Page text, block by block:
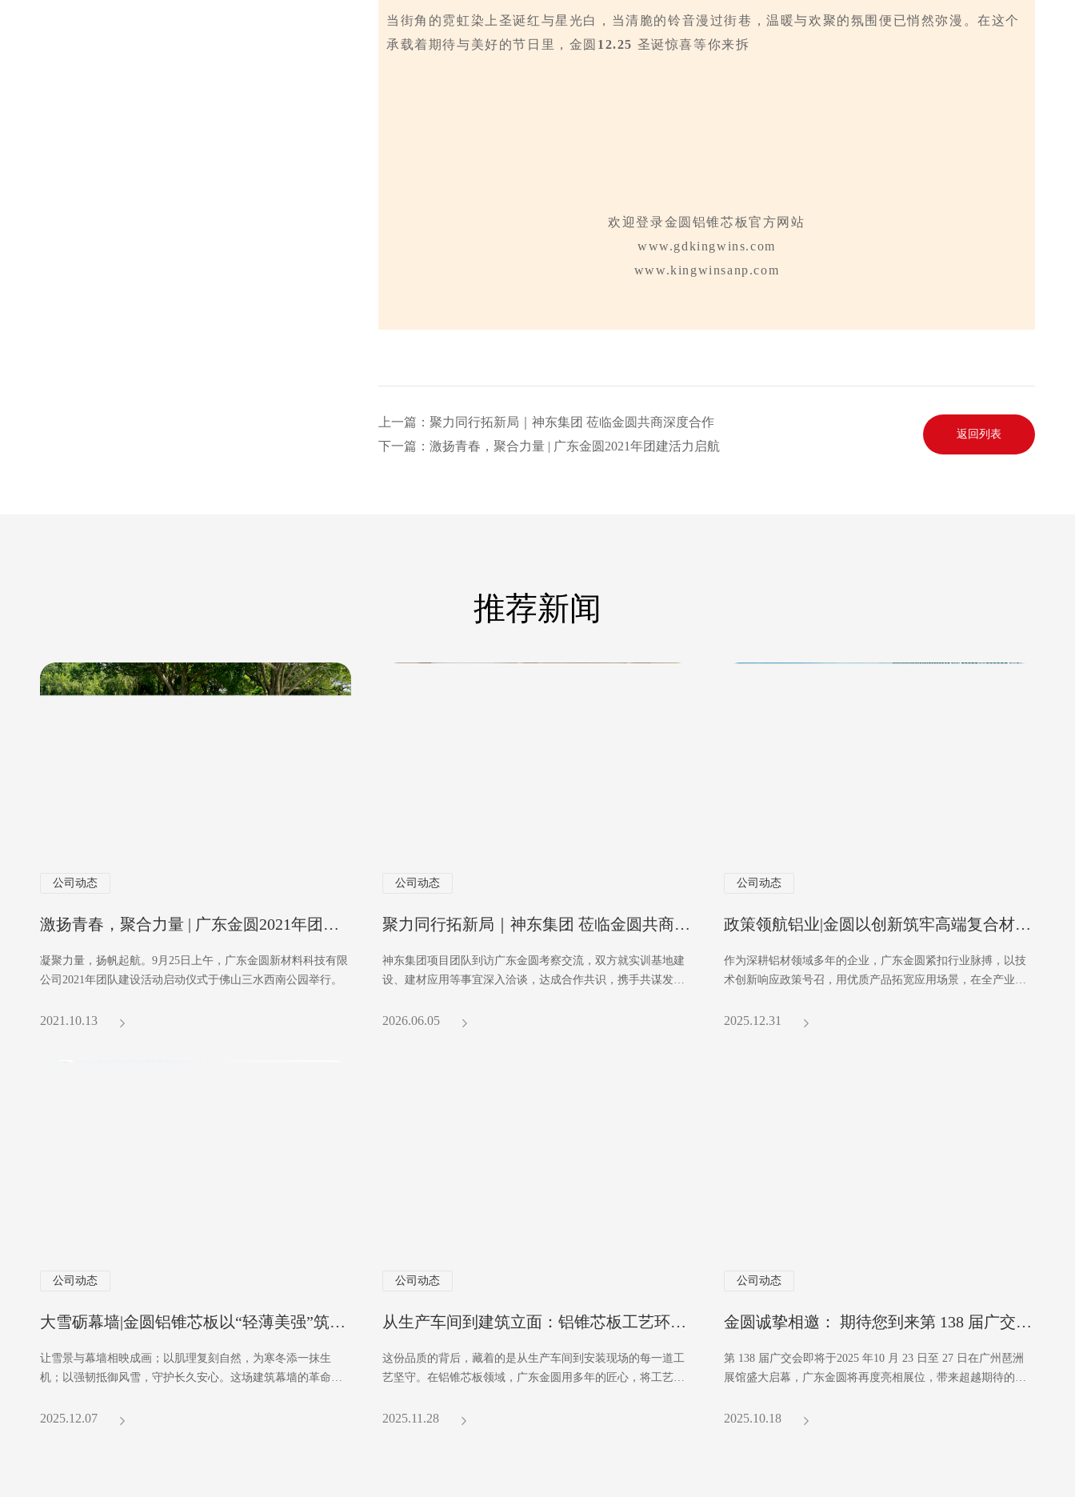
当街角的霓虹染上圣诞红与星光白，当清脆的铃音漫过街巷，温暖与欢聚的氛围便已悄然弥漫。在这个
承载着期待与美好的节日里， 金圆 12.25 圣诞惊喜等你来拆
欢迎登录金圆铝锥芯板官方网站
www.gdkingwins.com
www.kingwinsanp.com
上一篇：聚力同行拓新局｜神东集团 莅临金圆共商深度合作
下一篇：激扬青春，聚合力量 | 广东金圆2021年团建活力启航
返回列表
推荐新闻
公司动态
激扬青春，聚合力量 | 广东金圆2021年团建活力启航
凝聚力量，扬帆起航。9月25日上午，广东金圆新材料科技有限
公司2021年团队建设活动启动仪式于佛山三水西南公园举行。
2021.10.13
公司动态
聚力同行拓新局｜神东集团 莅临金圆共商深度合作
神东集团项目团队到访广东金圆考察交流，双方就实训基地建
设、建材应用等事宜深入洽谈，达成合作共识，携手共谋发
2026.06.05
公司动态
政策领航铝业|金圆以创新筑牢高端复合材标杆
作为深耕铝材领域多年的企业，广东金圆紧扣行业脉搏，以技
术创新响应政策号召，用优质产品拓宽应用场景，在全产业链
2025.12.31
公司动态
大雪砺幕墙|金圆铝锥芯板以“轻薄美强”筑暖颜
让雪景与幕墙相映成画；以肌理复刻自然，为寒冬添一抹生
机；以强韧抵御风雪，守护长久安心。这场建筑幕墙的革命，
2025.12.07
公司动态
从生产车间到建筑立面：铝锥芯板工艺环节决定品质
这份品质的背后，藏着的是从生产车间到安装现场的每一道工
艺坚守。在铝锥芯板领域，广东金圆用多年的匠心，将工艺细
2025.11.28
公司动态
金圆诚挚相邀： 期待您到来第 138 届广交会！
第 138 届广交会即将于2025 年10 月 23 日至 27 日在广州琶洲
展馆盛大启幕，广东金圆将再度亮相展位，带来超越期待的铝
2025.10.18